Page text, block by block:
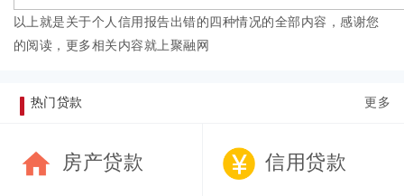
以上就是关于个人信用报告出错的四种情况的全部内容，感谢您
的阅读，更多相关内容就上聚融网
热门贷款 更多
房产贷款 信用贷款